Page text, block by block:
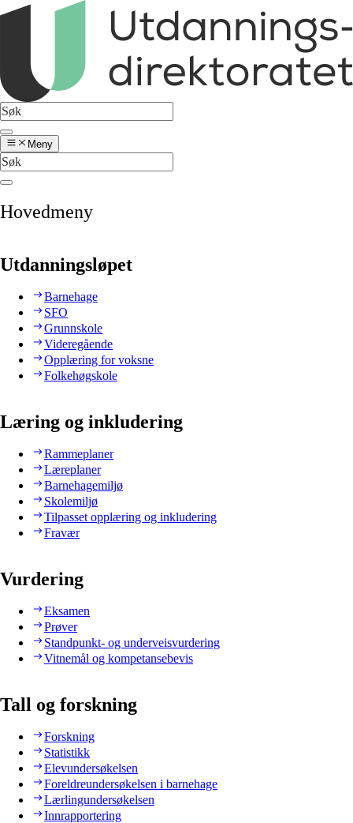
Meny
Hovedmeny
Utdanningsløpet
Barnehage
SFO
Grunnskole
Videregående
Opplæring for voksne
Folkehøgskole
Læring og inkludering
Rammeplaner
Læreplaner
Barnehagemiljø
Skolemiljø
Tilpasset opplæring og inkludering
Fravær
Vurdering
Eksamen
Prøver
Standpunkt- og underveisvurdering
Vitnemål og kompetansebevis
Tall og forskning
Forskning
Statistikk
Elevundersøkelsen
Foreldreundersøkelsen i barnehage
Lærlingundersøkelsen
Innrapportering